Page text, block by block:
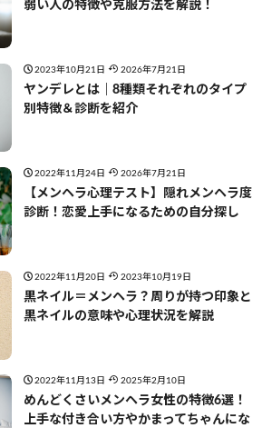
弱い人の特徴や克服方法を解説！
2023年10月21日 2026年7月21日
ヤンデレとは｜8種類それぞれのタイプ
別特徴＆診断を紹介
2022年11月24日 2026年7月21日
【メンヘラ心理テスト】隠れメンヘラ度
診断！恋愛上手になるための自分探し
2022年11月20日 2023年10月19日
黒ネイル＝メンヘラ？周りが持つ印象と
黒ネイルの意味や心理状況を解説
2022年11月13日 2025年2月10日
めんどくさいメンヘラ女性の特徴6選！
上手な付き合い方やかまってちゃんにな